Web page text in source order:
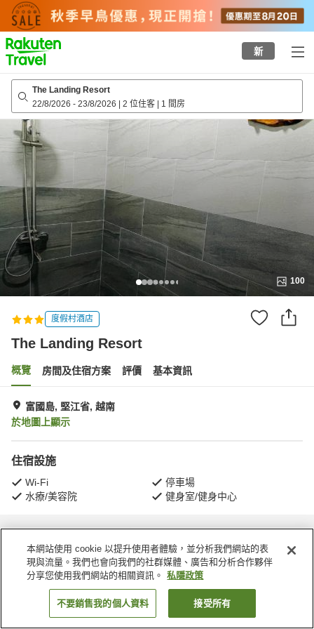
to
top
page
新
The Landing Resort
22/8/2026 - 23/8/2026 | 2 位住客 | 1 間房
100
度假村酒店
The Landing Resort
概覽 房間及住宿方案 評價 基本資訊
富國島, 堅江省, 越南
於地圖上顯示
住宿設施
Wi-Fi
停車場
水療/美容院
健身室/健身中心
主頁 越南 堅江省 富國島 The Landing Resort
找客房
本網站使用 cookie 以提升使用者體驗，並分析我們網站的表
現與流量。我們也會向我們的社群媒體、廣告和分析合作夥伴
分享您使用我們網站的相關資訊。
私隱政策
不要銷售我的個人資料 接受所有